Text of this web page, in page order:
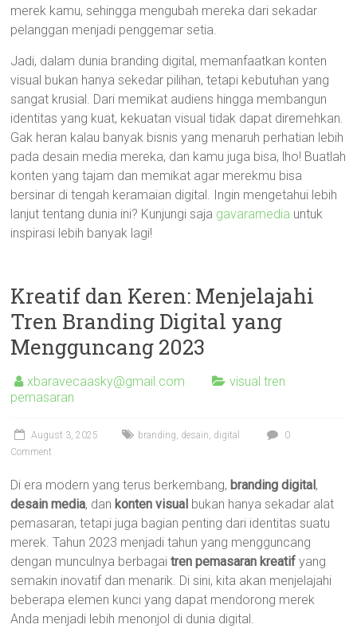
merek kamu, sehingga mengubah mereka dari sekadar
pelanggan menjadi penggemar setia.
Jadi, dalam dunia branding digital, memanfaatkan konten
visual bukan hanya sekedar pilihan, tetapi kebutuhan yang
sangat krusial. Dari memikat audiens hingga membangun
identitas yang kuat, kekuatan visual tidak dapat diremehkan.
Gak heran kalau banyak bisnis yang menaruh perhatian lebih
pada desain media mereka, dan kamu juga bisa, lho! Buatlah
konten yang tajam dan memikat agar merekmu bisa
bersinar di tengah keramaian digital. Ingin mengetahui lebih
lanjut tentang dunia ini? Kunjungi saja gavaramedia untuk
inspirasi lebih banyak lagi!
Kreatif dan Keren: Menjelajahi
Tren Branding Digital yang
Mengguncang 2023
xbaravecaasky@gmail.com
visual tren
pemasaran
August 3, 2025 branding, desain, digital
0
Comment
Di era modern yang terus berkembang, branding digital,
desain media, dan konten visual bukan hanya sekadar alat
pemasaran, tetapi juga bagian penting dari identitas suatu
merek. Tahun 2023 menjadi tahun yang mengguncang
dengan munculnya berbagaitren pemasaran kreatif yang
semakin inovatif dan menarik. Di sini, kita akan menjelajahi
beberapa elemen kunci yang dapat mendorong merek
Anda menjadi lebih menonjol di dunia digital.